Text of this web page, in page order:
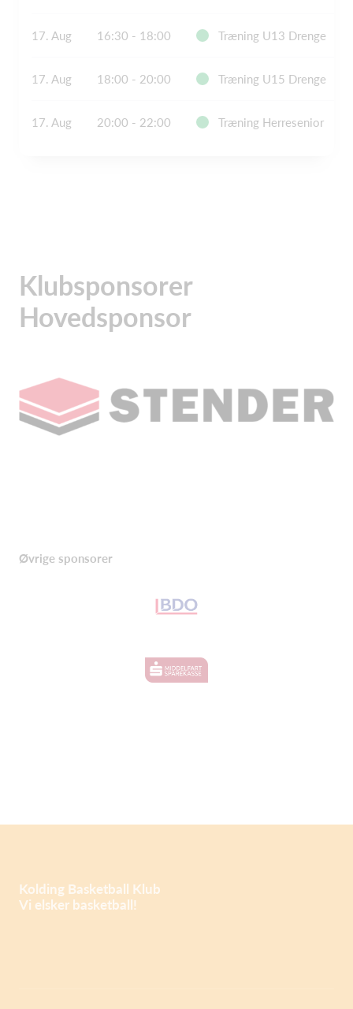
17. Aug 16:30 - 18:00 Træning U13 Drenge
17. Aug 18:00 - 20:00 Træning U15 Drenge
17. Aug 20:00 - 22:00 Træning Herresenior
Klubsponsorer
Hovedsponsor
Øvrige sponsorer
Kolding Basketball Klub
Vi elsker basketball!